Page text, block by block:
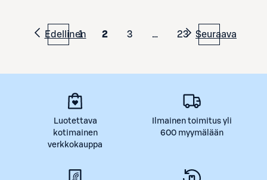
Edellinen
1 2 3 … 23 Seuraava
Luotettava
kotimainen
verkkokauppa
Ilmainen toimitus yli
600 myymälään